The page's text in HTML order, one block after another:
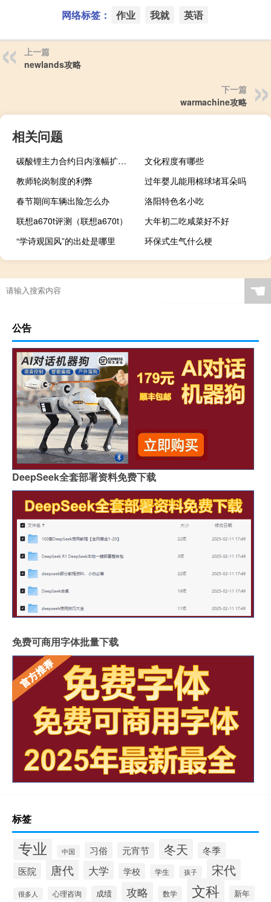
网络标签： 作业 我就 英语
上一篇
newlands攻略
下一篇
warmachine攻略
相关问题
碳酸锂主力合约日内涨幅扩大至2%
文化程度有哪些
教师轮岗制度的利弊
过年婴儿能用棉球堵耳朵吗
春节期间车辆出险怎么办
洛阳特色名小吃
联想a670t评测（联想a670t）
大年初二吃咸菜好不好
“学诗观国风”的出处是哪里
环保式生气什么梗
☚
公告
DeepSeek全套部署资料免费下载
免费可商用字体批量下载
标签
专业 中国 习俗 元宵节 冬天
冬季
医院
唐代 大学 学校 学生 孩子 宋代
很多人 心理咨询 成绩 攻略 数学 文科
新年